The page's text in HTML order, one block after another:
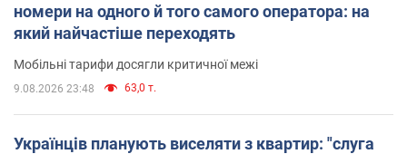
номери на одного й того самого оператора: на
який найчастіше переходять
Мобільні тарифи досягли критичної межі
9.08.2026 23:48 63,0 т.
Українців планують виселяти з квартир: "слуга